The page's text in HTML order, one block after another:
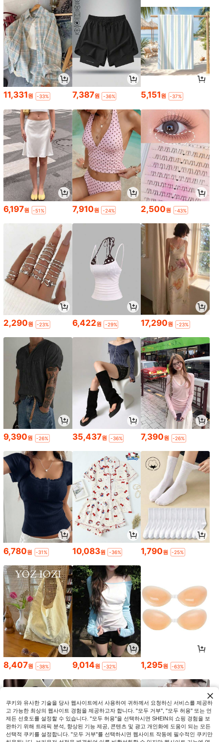
11,331원 -33% 7,387원 -36% 5,151원 -37%
6,197원 -51% 7,910원 -24% 2,500원 -43%
2,290원 -23% 6,422원 -29% 17,290원 -23%
9,390원 -26% 35,437원 -36% 7,390원 -26%
6,780원 -31% 10,083원 -36% 1,790원 -25%
8,407원 -38% 9,014원 -32% 1,295원 -63%
쿠키와 유사한 기술을 당사 웹사이트에서 사용하여 귀하께서 요청하신 서비스를 제공하
고 가능한 최상의 웹사이트 경험을 제공하고자 합니다. "모두 거부", "모두 허용" 또는 언
제든 선호도를 설정할 수 있습니다. "모두 허용"을 선택하시면 SHEIN의 쇼핑 경험을 보
완하기 위해 트래픽 분석, 향상된 기능 제공, 콘텐츠 및 광고 개인화에 도움이 되는 모든
선택적 쿠키를 설정합니다. "모두 거부"를 선택하시면 웹사이트 작동에 필수적인 쿠키만